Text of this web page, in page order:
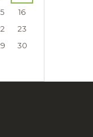
16
23
30